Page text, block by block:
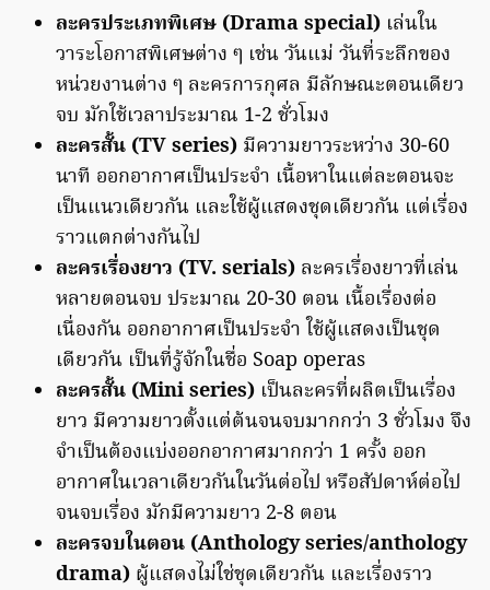
ละครประเภทพิเศษ (Drama special) เล่นใน
วาระโอกาสพิเศษต่าง ๆ เช่น วันแม่ วันที่ระลึกของ
หน่วยงานต่าง ๆ ละครการกุศล มีลักษณะตอนเดียว
จบ มักใช้เวลาประมาณ 1-2 ชั่วโมง
ละครสั้น (TV series) มีความยาวระหว่าง 30-60
นาที ออกอากาศเป็นประจำ เนื้อหาในแต่ละตอนจะ
เป็นแนวเดียวกัน และใช้ผู้แสดงชุดเดียวกัน แต่เรื่อง
ราวแตกต่างกันไป
ละครเรื่องยาว (TV. serials) ละครเรื่องยาวที่เล่น
หลายตอนจบ ประมาณ 20-30 ตอน เนื้อเรื่องต่อ
เนื่องกัน ออกอากาศเป็นประจำ ใช้ผู้แสดงเป็นชุด
เดียวกัน เป็นที่รู้จักในชื่อ Soap operas
ละครสั้น (Mini series) เป็นละครที่ผลิตเป็นเรื่อง
ยาว มีความยาวตั้งแต่ต้นจนจบมากกว่า 3 ชั่วโมง จึง
จำเป็นต้องแบ่งออกอากาศมากกว่า 1 ครั้ง ออก
อากาศในเวลาเดียวกันในวันต่อไป หรือสัปดาห์ต่อไป
จนจบเรื่อง มักมีความยาว 2-8 ตอน
ละครจบในตอน (Anthology series/anthology
drama) ผู้แสดงไม่ใช่ชุดเดียวกัน และเรื่องราว